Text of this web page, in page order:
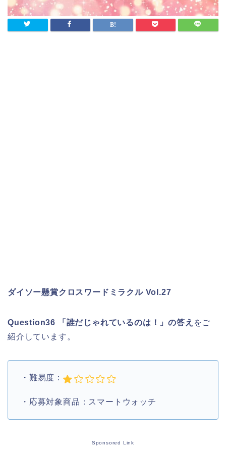
ダイソー懸賞クロスワードミラクル Vol.27
Question36 「誰だじゃれているのは！」の答え をご
紹介しています。
・難易度：
・応募対象商品：スマートウォッチ
Sponsored Link